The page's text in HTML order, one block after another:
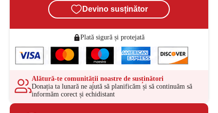
Devino susținător
Plată sigură și protejată
Alătură-te comunității noastre de susținători
Donația ta lunară ne ajută să planificăm și să continuăm să
informăm corect și echidistant